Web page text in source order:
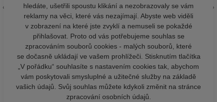
hledáte, ušetřili spoustu klikání a nezobrazovaly se vám
reklamy na věci, které vás nezajímají. Abyste web viděli
v zobrazení na které jste zvyklí a nemuseli se pokaždé
přihlašovat. Proto od vás potřebujeme souhlas se
zpracováním souborů cookies - malých souborů, které
se dočasně ukládají ve vašem prohlížeči. Stisknutím tlačítka
„V pořádku“ souhlasíte s nastavením cookies tak, abychom
vám poskytovali smysluplné a užitečné služby na základě
vašich údajů. Svůj souhlas můžete kdykoli změnit na stránce
zpracování osobních údajů.